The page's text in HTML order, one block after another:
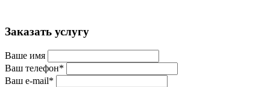
Заказать услугу
Ваше имя
Ваш телефон*
Ваш e-mail*